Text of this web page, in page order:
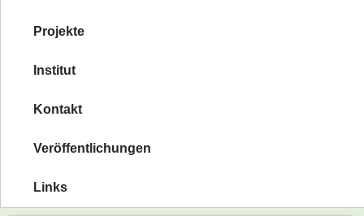
Projekte
Institut
Kontakt
Veröffentlichungen
Links